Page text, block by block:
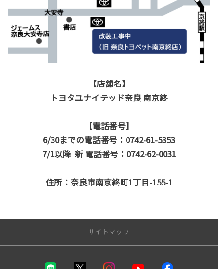
【店舗名】
トヨタユナイテッド奈良 南京終
【電話番号】
6/30までの電話番号：0742-61-5353
7/1以降 新 電話番号：0742-62-0031
住所：奈良市南京終町1丁目-155-1
サイトマップ